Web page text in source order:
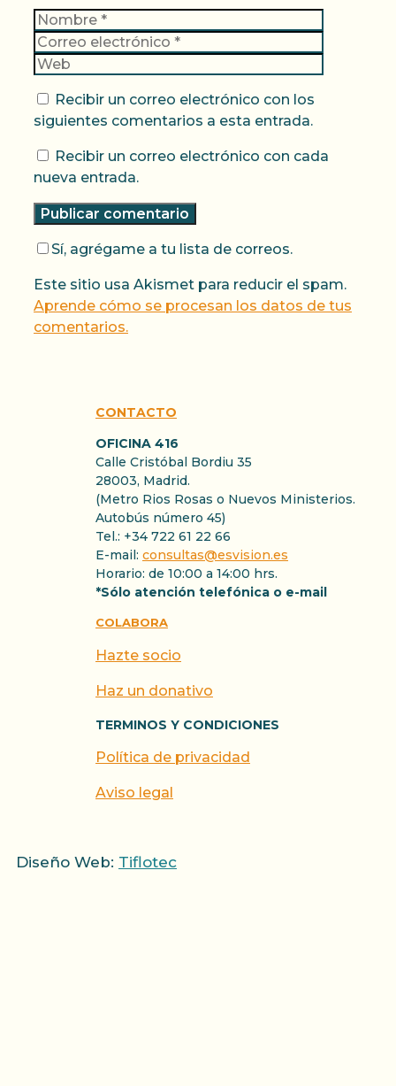
Nombre
Recibir un correo electrónico con los
siguientes comentarios a esta entrada.
Recibir un correo electrónico con cada
nueva entrada.
Sí, agrégame a tu lista de correos.
Este sitio usa Akismet para reducir el spam.
Aprende cómo se procesan los datos de tus
comentarios.
CONTACTO
OFICINA 416
Calle Cristóbal Bordiu 35
28003, Madrid.
(Metro Rios Rosas o Nuevos Ministerios.
Autobús número 45)
Tel.: +34 722 61 22 66
E-mail: consultas@esvision.es
Horario: de 10:00 a 14:00 hrs.
*Sólo atención telefónica o e-mail
COLABORA
Hazte socio
Haz un donativo
TERMINOS Y CONDICIONES
Política de privacidad
Aviso legal
Diseño Web: Tiflotec